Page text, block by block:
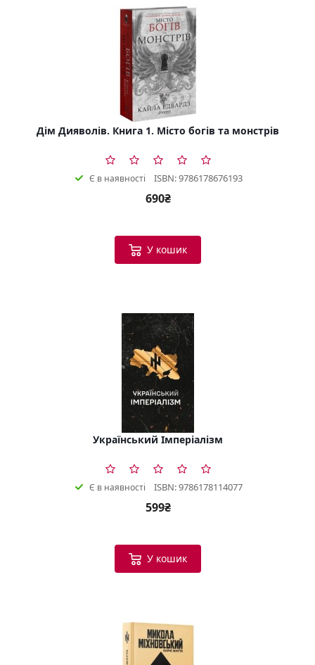
Дім Дияволів. Книга 1. Місто богів та монстрів
Є в наявності ISBN: 9786178676193
690₴
У кошик
Український Імперіалізм
Є в наявності ISBN: 9786178114077
599₴
У кошик